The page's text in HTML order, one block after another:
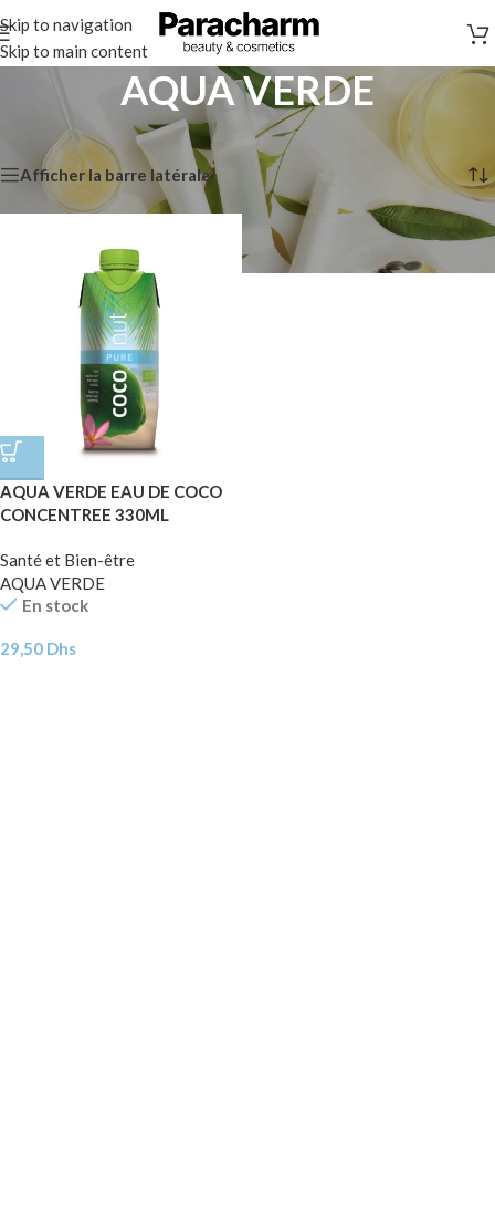
Skip to navigation
Skip to main content
AQUA VERDE
Marques /AQUA VERDE
Afficher la barre latérale
AQUA VERDE EAU DE COCO
CONCENTREE 330ML
Santé et Bien-être
AQUA VERDE
En stock
29,50 Dhs